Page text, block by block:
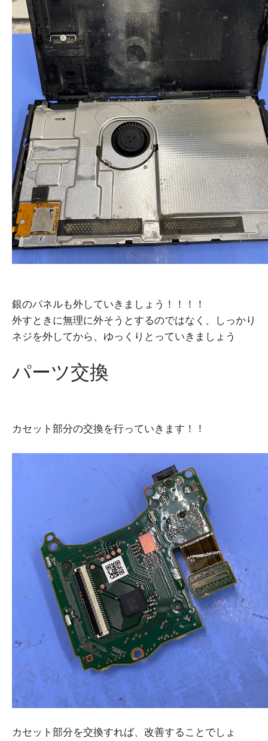
銀のパネルも外していきましょう！！！！
外すときに無理に外そうとするのではなく、しっかり
ネジを外してから、ゆっくりとっていきましょう
パーツ交換
カセット部分の交換を行っていきます！！
カセット部分を交換すれば、改善することでしょ